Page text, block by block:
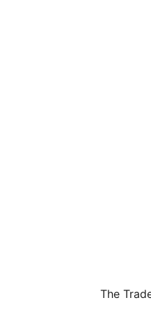
The